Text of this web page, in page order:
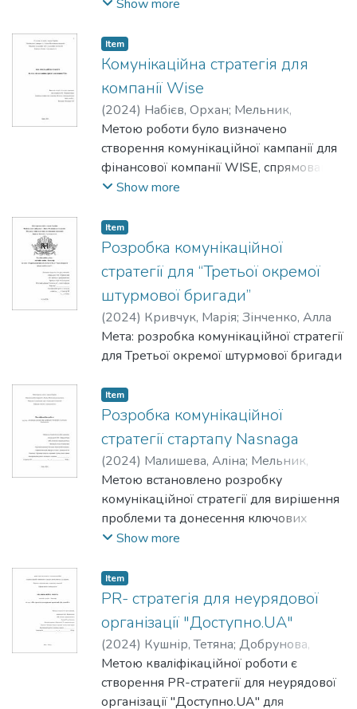
аналізу для оцінки репутації компанії,
слабких та сильних її сторін, наявних
проблем діяльності задля підтримки
високої репутації бренду, іміджу
компанії і утримання нею позиції №1
серед конкурентів на ринку
Show more
Item
Комунікаційна стратегія для
компанії Wise
(2024) Набієв, Орхан; Мельник,
Анатолій
Метою роботи було визначено
створення комунікаційної кампанії для
фінансової компанії WISE, спрямованої
на зміну поведінки українських
перевезення готівки через кордон на
користь використання банківських
переказів.
Show more
Item
Розробка комунікаційної
стратегії для “Третьої окремої
штурмової бригади”
(2024) Кривчук, Марія; Зінченко, Алла
Мета: розробка комунікаційної стратегії
для Третьої окремої штурмової бригади
Item
Розробка комунікаційної
стратегії стартапу Nasnaga
(2024) Малишева, Аліна; Мельник,
Анатолій
Метою встановлено розробку
комунікаційної стратегії для вирішення
проблеми та донесення ключових
повідомлень про сервіс.
Show more
Item
PR- стратегія для неурядової
організації "Доступно.UA"
(2024) Кушнір, Тетяна; Добрунова,
Дар'я
Метою кваліфікаційної роботи є
створення PR-стратегії для неурядової
організації "Доступно.UA" для